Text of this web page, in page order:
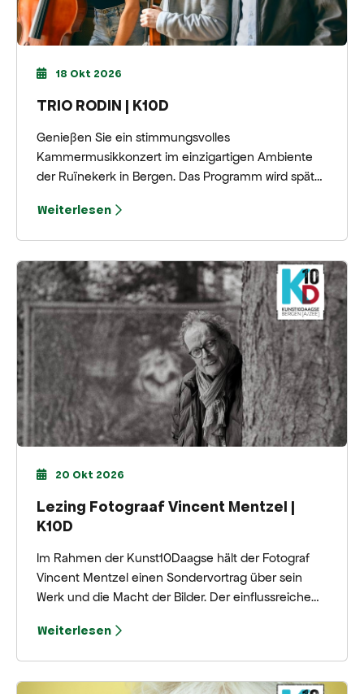
18 Okt 2026
TRIO RODIN | K10D
Genießen Sie ein stimmungsvolles
Kammermusikkonzert im einzigartigen Ambiente
der Ruïnekerk in Bergen. Das Programm wird später
Weiterlesen
20 Okt 2026
Lezing Fotograaf Vincent Mentzel |
K10D
Im Rahmen der Kunst10Daagse hält der Fotograf
Vincent Mentzel einen Sondervortrag über sein
Werk und die Macht der Bilder. Der einflussreiche
Kulissen ikonischer Fotografien, persönlicher
Weiterlesen